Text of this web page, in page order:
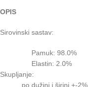
OPIS
Sirovinski sastav:
Pamuk: 98.0%
Elastin: 2.0%
Skupljanje:
po dužini i širini +-2%